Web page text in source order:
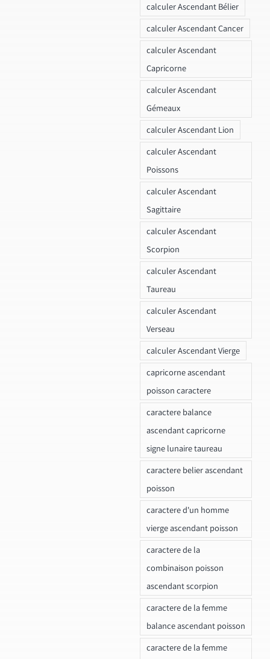
calculer Ascendant Bélier
calculer Ascendant Cancer
calculer Ascendant
Capricorne
calculer Ascendant
Gémeaux
calculer Ascendant Lion
calculer Ascendant
Poissons
calculer Ascendant
Sagittaire
calculer Ascendant
Scorpion
calculer Ascendant
Taureau
calculer Ascendant
Verseau
calculer Ascendant Vierge
capricorne ascendant
poisson caractere
caractere balance
ascendant capricorne
signe lunaire taureau
caractere belier ascendant
poisson
caractere d'un homme
vierge ascendant poisson
caractere de la
combinaison poisson
ascendant scorpion
caractere de la femme
balance ascendant poisson
caractere de la femme